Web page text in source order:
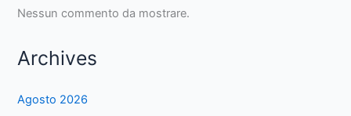
Nessun commento da mostrare.
Archives
Agosto 2026